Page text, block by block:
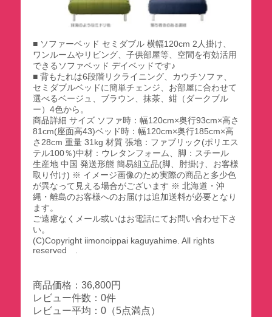
■ ソファーベッド セミダブル 横幅120cm 2人掛け、
ワンルームやリビング、子供部屋等、空間を有効活用
できるソファベッド デイベッドです♪
■ 背もたれは6段階リクライニング、カウチソファ、
セミダブルベッドに簡単チェンジ、お部屋に合わせて
選べるベージュ、ブラウン、抹茶、紺（ダークブル
ー）4色から。
商品詳細 サイズ ソファ時：幅120cm×奥行93cm×高さ
81cm(座面高43)ベッド時：幅120cm×奥行185cm×高
さ28cm 重量 31kg 材質 張地：ファブリック(ポリエス
テル100％)中材：ウレタンフォーム、脚：スチール
生産地 中国 発送形態 簡易組立品(脚、肘掛け、お客様
取り付け) ※ イメージ画像のため実際の商品と多少色
が異なって見える場合がございます ※ 北海道・沖
縄・離島のお客様へのお届けは追加送料が必要となり
ます。
ご遠慮なくメール或いはお電話にてお問い合わせ下さ
い。
(C)Copyright iimonoippai kaguyahime. All rights
reserved .
商品価格：36,800円
レビュー件数：0件
レビュー平均：0（5点満点）